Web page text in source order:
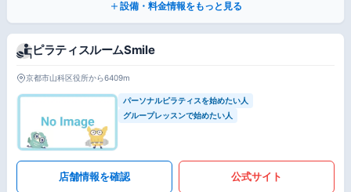
設備・料金情報をもっと見る
ピラティスルームSmile
京都市山科区役所から6409m
パーソナルピラティスを始めたい人
グループレッスンで始めたい人
店舗情報を確認 公式サイト